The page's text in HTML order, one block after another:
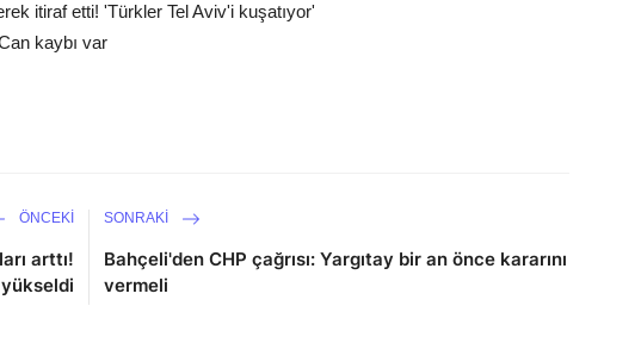
itiraf etti! 'Türkler Tel Aviv'i kuşatıyor'
kaybı var
ÖNCEKI
arttı!
yükseldi
SONRAKI
Bahçeli'den CHP çağrısı: Yargıtay bir an önce kararını
vermeli